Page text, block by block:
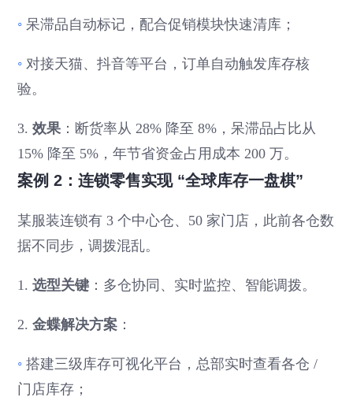
◦ 呆滞品自动标记，配合促销模块快速清库；
◦ 对接天猫、抖音等平台，订单自动触发库存核
验。
3.效果 ：断货率从 28% 降至 8%，呆滞品占比从
15% 降至 5%，年节省资金占用成本 200 万。
案例 2：连锁零售实现 “全球库存一盘棋”
某服装连锁有 3 个中心仓、50 家门店，此前各仓数
据不同步，调拨混乱。
1.选型关键 ：多仓协同、实时监控、智能调拨。
2.金蝶解决方案 ：
◦搭建三级库存可视化平台，总部实时查看各仓 /
门店库存；